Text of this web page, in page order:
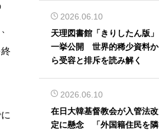
2026.06.10
天理図書館「きりしたん版」
一挙公開 世界的稀少資料か
ら受容と排斥を読み解く
2026.06.10
在日大韓基督教会が入管法改
定に懸念 「外国籍住民を隣